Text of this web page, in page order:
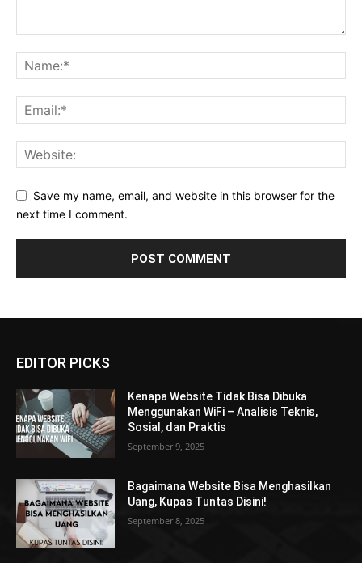
Save my name, email, and website in this browser for the
next time I comment.
EDITOR PICKS
Kenapa Website Tidak Bisa Dibuka
Menggunakan WiFi – Analisis Teknis,
Sosial, dan Praktis
September 9, 2025
Bagaimana Website Bisa Menghasilkan
Uang, Kupas Tuntas Disini!
September 8, 2025